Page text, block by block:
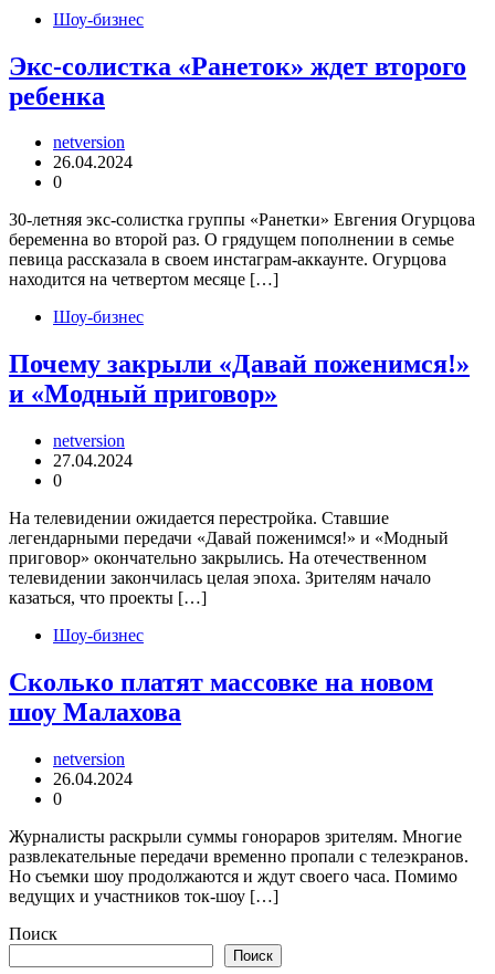
Шоу-бизнес
Экс-солистка «Ранеток» ждет второго
ребенка
netversion
26.04.2024
0
30-летняя экс-солистка группы «Ранетки» Евгения Огурцова
беременна во второй раз. О грядущем пополнении в семье
певица рассказала в своем инстаграм-аккаунте. Огурцова
находится на четвертом месяце […]
Шоу-бизнес
Почему закрыли «Давай поженимся!»
и «Модный приговор»
netversion
27.04.2024
0
На телевидении ожидается перестройка. Ставшие
легендарными передачи «Давай поженимся!» и «Модный
приговор» окончательно закрылись. На отечественном
телевидении закончилась целая эпоха. Зрителям начало
казаться, что проекты […]
Шоу-бизнес
Сколько платят массовке на новом
шоу Малахова
netversion
26.04.2024
0
Журналисты раскрыли суммы гонораров зрителям. Многие
развлекательные передачи временно пропали с телеэкранов.
Но съемки шоу продолжаются и ждут своего часа. Помимо
ведущих и участников ток-шоу […]
Поиск
Поиск